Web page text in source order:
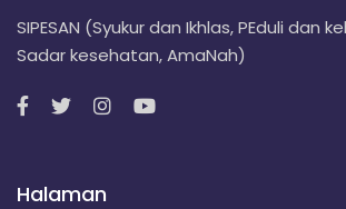
SIPESAN (Syukur dan Ikhlas, PEduli dan
Sadar kesehatan, AmaNah)
Halaman